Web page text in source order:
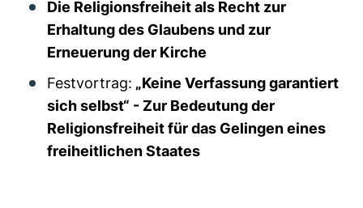
Die Religionsfreiheit als Recht zur
Erhaltung des Glaubens und zur
Erneuerung der Kirche
Festvortrag: „Keine Verfassung garantiert
sich selbst“ - Zur Bedeutung der
Religionsfreiheit für das Gelingen eines
freiheitlichen Staates